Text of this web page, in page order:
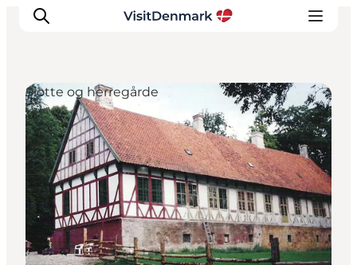
Inspiration
Destinationer
Oplevelser
Overnatning
Planlæg ferien
Slotte og herregårde